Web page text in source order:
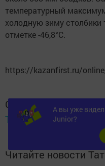
температурный
холодную зиму столбики
отметке -46,8°С.
https://kazanfirst.ru/
Следите за самым
Telegram-канале
Читайте новости
А вы уже
Junior?